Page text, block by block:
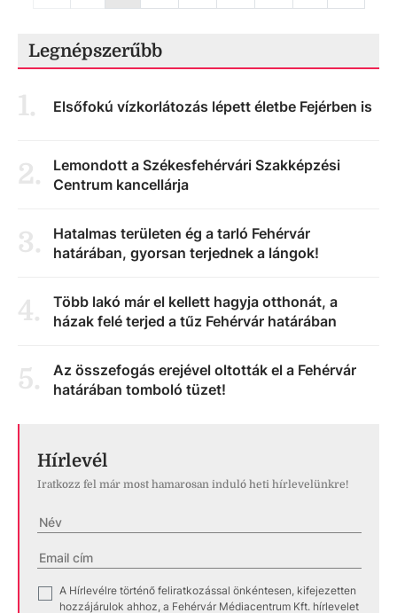
Legnépszerűbb
1. Elsőfokú vízkorlátozás lépett életbe Fejérben is
2.
Lemondott a Székesfehérvári Szakképzési
Centrum kancellárja
3.
Hatalmas területen ég a tarló Fehérvár
határában, gyorsan terjednek a lángok!
4.
Több lakó már el kellett hagyja otthonát, a
házak felé terjed a tűz Fehérvár határában
5.
Az összefogás erejével oltották el a Fehérvár
határában tomboló tüzet!
Hírlevél
Iratkozz fel már most hamarosan induló heti hírlevelünkre!
A Hírlevélre történő feliratkozással önkéntesen, kifejezetten
hozzájárulok ahhoz, a Fehérvár Médiacentrum Kft. hírlevelet